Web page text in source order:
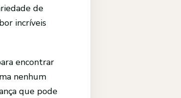
de
incríveis
encontrar
nenhum
que pode